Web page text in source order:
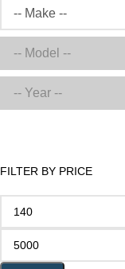
FILTER BY PRICE